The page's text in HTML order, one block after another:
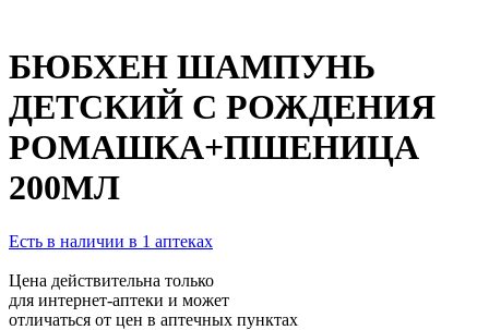
БЮБХЕН ШАМПУНЬ
ДЕТСКИЙ С РОЖДЕНИЯ
РОМАШКА+ПШЕНИЦА
200МЛ
Есть в наличии в 1 аптеках
Цена действительна только
для интернет-аптеки и может
отличаться от цен в аптечных пунктах